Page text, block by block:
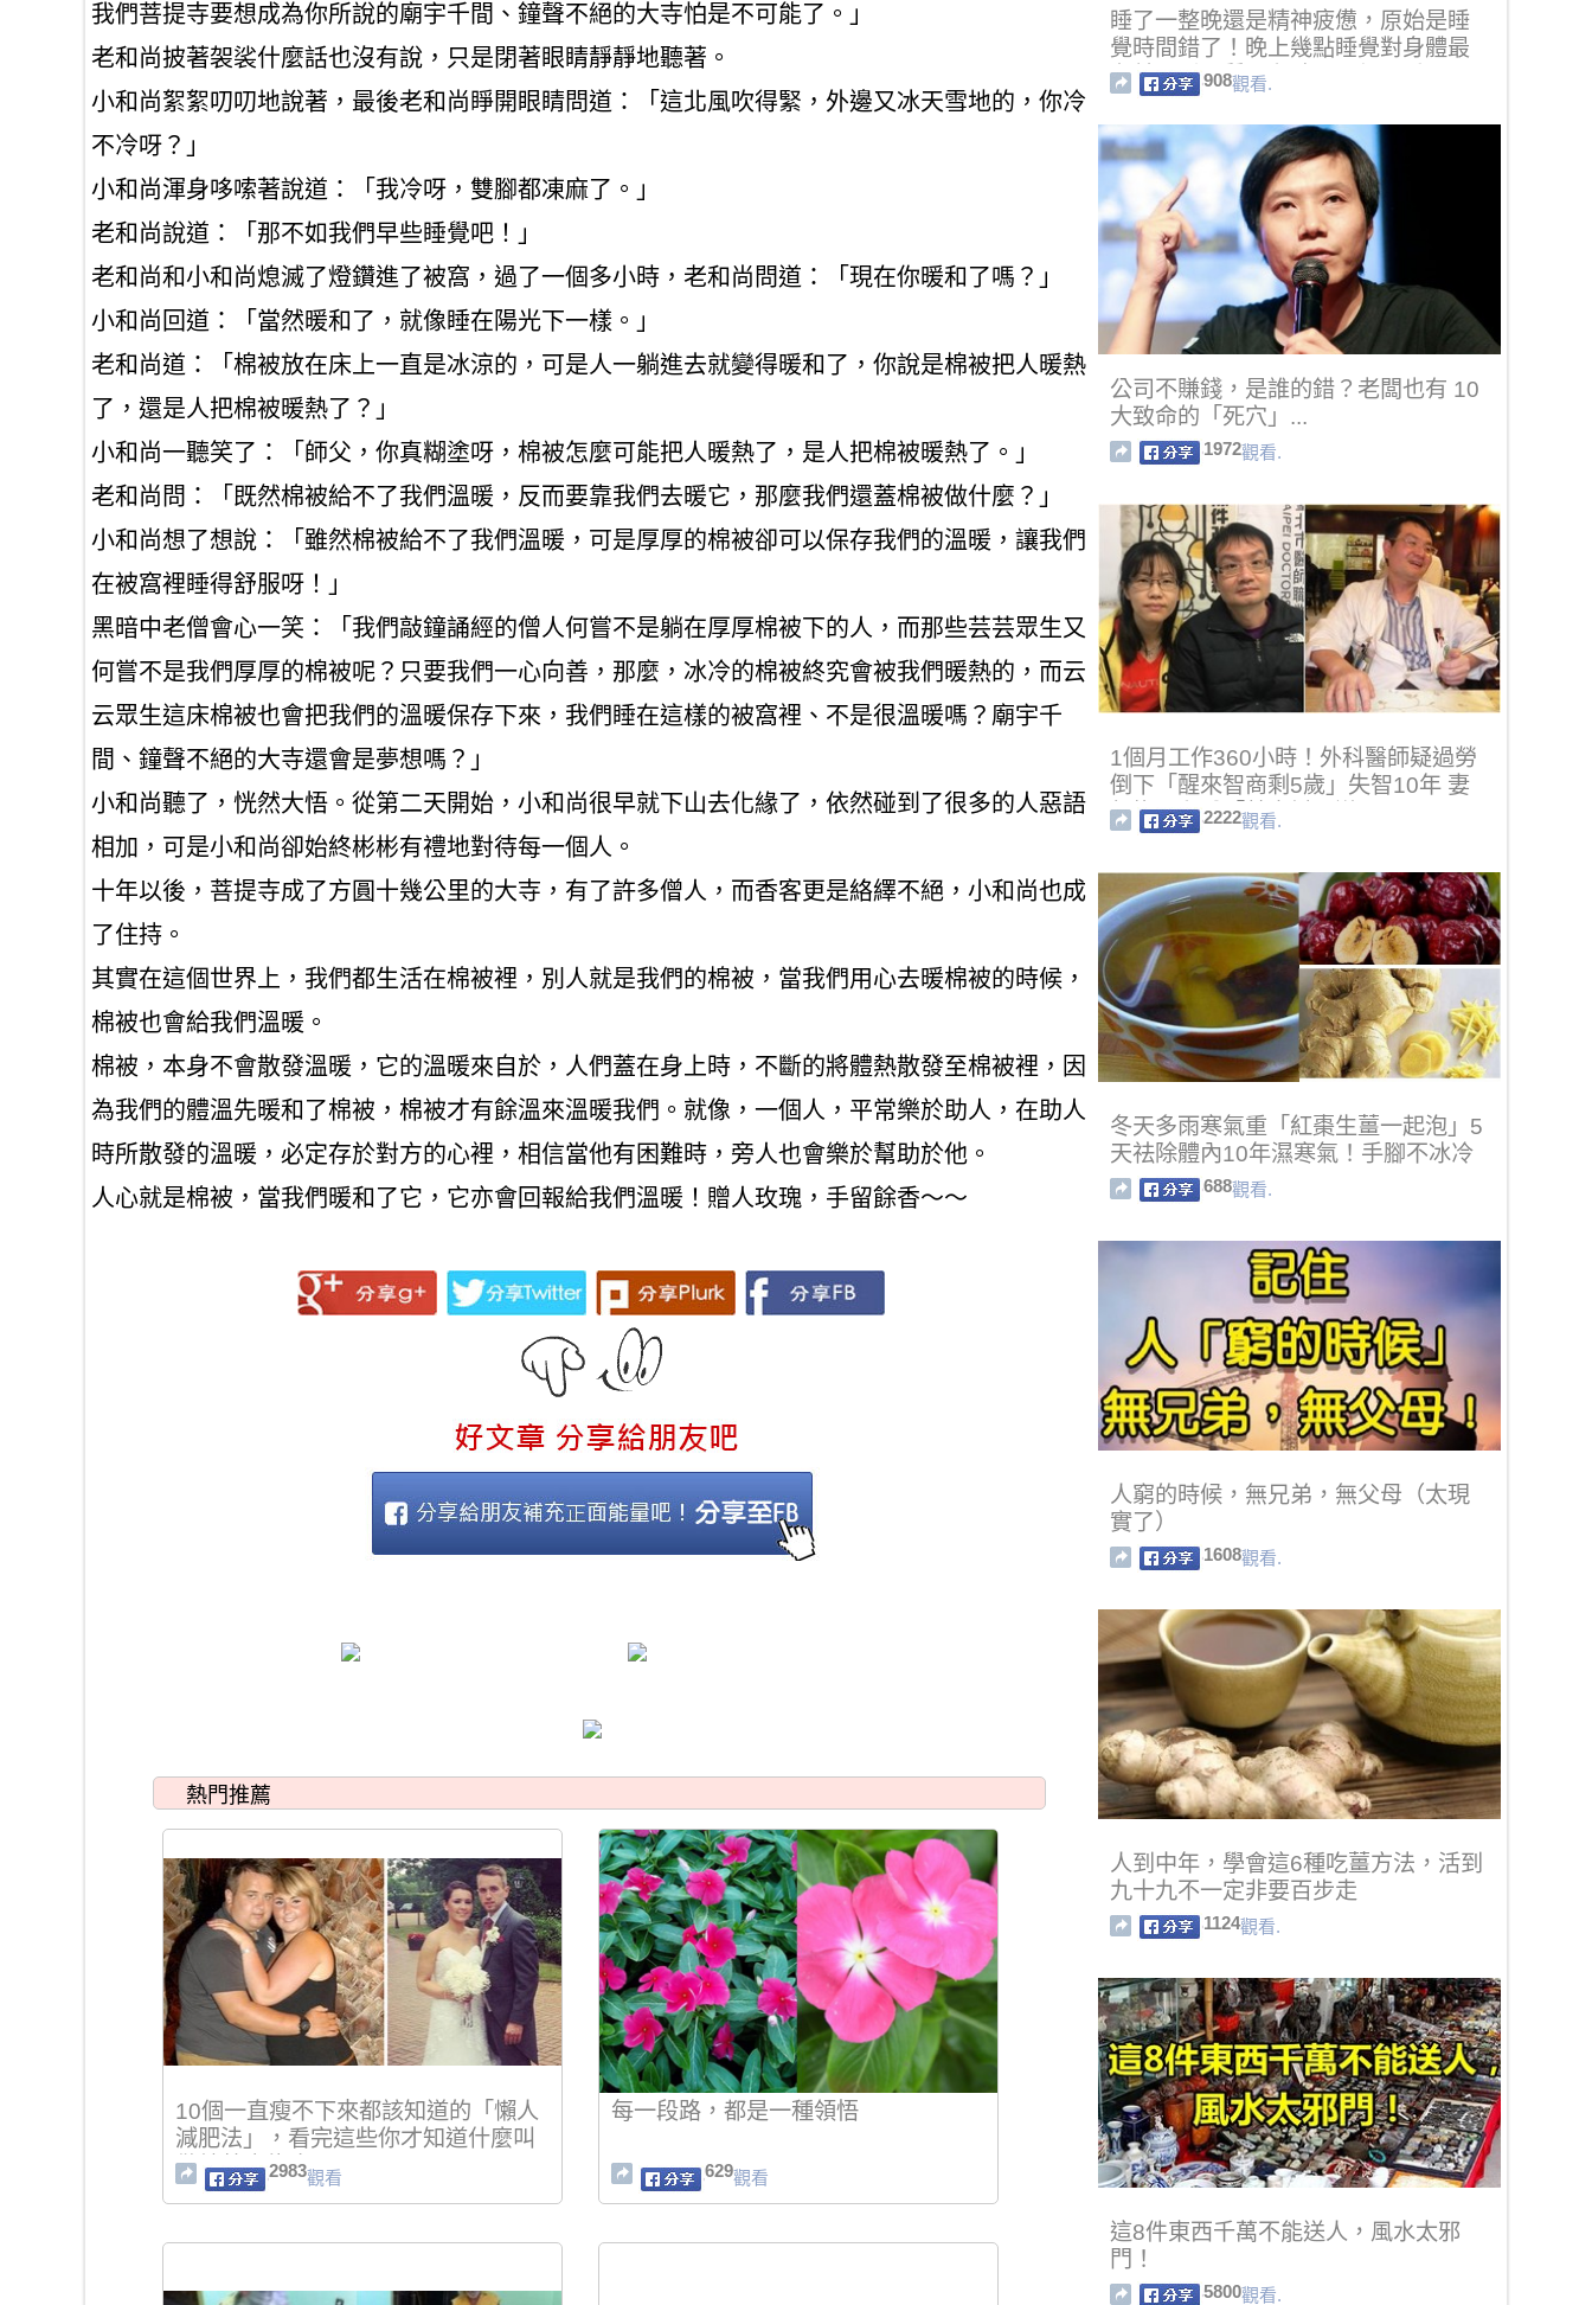
我們菩提寺要想成為你所說的廟宇千間、鐘聲不絕的大寺怕是不可能了。」
老和尚披著袈裟什麼話也沒有說，只是閉著眼睛靜靜地聽著。
小和尚絮絮叨叨地說著，最後老和尚睜開眼睛問道：「這北風吹得緊，外邊又冰天雪地的，你冷
不冷呀？」
小和尚渾身哆嗦著說道：「我冷呀，雙腳都凍麻了。」
老和尚說道：「那不如我們早些睡覺吧！」
老和尚和小和尚熄滅了燈鑽進了被窩，過了一個多小時，老和尚問道：「現在你暖和了嗎？」
小和尚回道：「當然暖和了，就像睡在陽光下一樣。」
老和尚道：「棉被放在床上一直是冰涼的，可是人一躺進去就變得暖和了，你說是棉被把人暖熱
了，還是人把棉被暖熱了？」
小和尚一聽笑了：「師父，你真糊塗呀，棉被怎麼可能把人暖熱了，是人把棉被暖熱了。」
老和尚問：「既然棉被給不了我們溫暖，反而要靠我們去暖它，那麼我們還蓋棉被做什麼？」
小和尚想了想說：「雖然棉被給不了我們溫暖，可是厚厚的棉被卻可以保存我們的溫暖，讓我們
在被窩裡睡得舒服呀！」
黑暗中老僧會心一笑：「我們敲鐘誦經的僧人何嘗不是躺在厚厚棉被下的人，而那些芸芸眾生又
何嘗不是我們厚厚的棉被呢？只要我們一心向善，那麼，冰冷的棉被終究會被我們暖熱的，而云
云眾生這床棉被也會把我們的溫暖保存下來，我們睡在這樣的被窩裡、不是很溫暖嗎？廟宇千
間、鐘聲不絕的大寺還會是夢想嗎？」
小和尚聽了，恍然大悟。從第二天開始，小和尚很早就下山去化緣了，依然碰到了很多的人惡語
相加，可是小和尚卻始終彬彬有禮地對待每一個人。
十年以後，菩提寺成了方圓十幾公里的大寺，有了許多僧人，而香客更是絡繹不絕，小和尚也成
了住持。
其實在這個世界上，我們都生活在棉被裡，別人就是我們的棉被，當我們用心去暖棉被的時候，
棉被也會給我們溫暖。
棉被，本身不會散發溫暖，它的溫暖來自於，人們蓋在身上時，不斷的將體熱散發至棉被裡，因
為我們的體溫先暖和了棉被，棉被才有餘溫來溫暖我們。就像，一個人，平常樂於助人，在助人
時所散發的溫暖，必定存於對方的心裡，相信當他有困難時，旁人也會樂於幫助於他。
人心就是棉被，當我們暖和了它，它亦會回報給我們溫暖！贈人玫瑰，手留餘香～～
熱門推薦
10個一直瘦不下來都該知道的「懶人
減肥法」，看完這些你才知道什麼叫
做躺著也能瘦！
2983觀看
每一段路，都是一種領悟
629觀看
睡了一整晚還是精神疲憊，原始是睡
覺時間錯了！晚上幾點睡覺對身體最
有益？睡眠質量和時間哪個更重
要！！
908觀看.
公司不賺錢，是誰的錯？老闆也有 10
大致命的「死穴」...
1972觀看.
1個月工作360小時！外科醫師疑過勞
倒下「醒來智商剩5歲」失智10年 妻
無悔照顧盼「替夫討公道」
2222觀看.
冬天多雨寒氣重「紅棗生薑一起泡」5
天祛除體內10年濕寒氣！手腳不冰冷
688觀看.
人窮的時候，無兄弟，無父母（太現
實了）
1608觀看.
人到中年，學會這6種吃薑方法，活到
九十九不一定非要百步走
1124觀看.
這8件東西千萬不能送人，風水太邪
門！
5800觀看.